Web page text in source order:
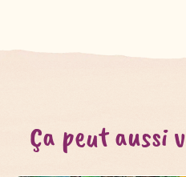
Ça peut aussi